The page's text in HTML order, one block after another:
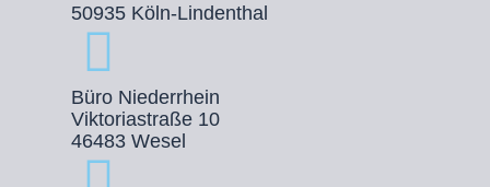
50935 Köln-Lindenthal
Büro Niederrhein
Viktoriastraße 10
46483 Wesel